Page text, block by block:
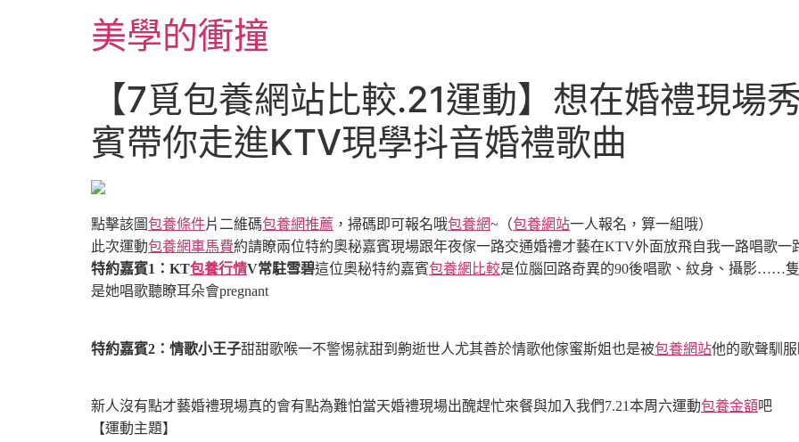
美學的衝撞
【7覓包養網站比較.21運動】想在婚禮現場
賓帶你走進KTV現學抖音婚禮歌曲
點擊該圖包養條件片二維碼包養網推薦 ，掃碼即可報名哦包養網~ （包養網站一人報名，算一組哦）
此次運動包養網車馬費約請瞭兩位特約奧秘嘉賓現場跟年夜傢一路交通婚禮才藝在KTV外面放飛自我一路唱歌一
特約嘉賓1：KT包養行情V常駐雪碧這位奧秘特約嘉賓包養網比較是位腦回路奇異的90後唱歌、紋身、攝影……
是她唱歌聽瞭耳朵會pregnant
特約嘉賓2：情歌小王子甜甜歌喉一不警惕就甜到齁逝世人尤其善於情歌他傢蜜斯姐也是被包養網站他的歌聲馴
新人沒有點才藝婚禮現場真的會有點為難怕當天婚禮現場出醜趕忙來餐與加入我們7.21本周六運動包養金額吧
【運動主題】